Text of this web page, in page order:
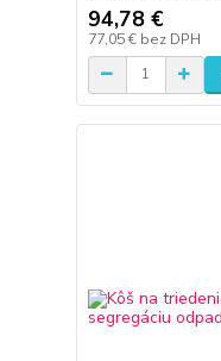
94,78 €
77,05 € bez DPH